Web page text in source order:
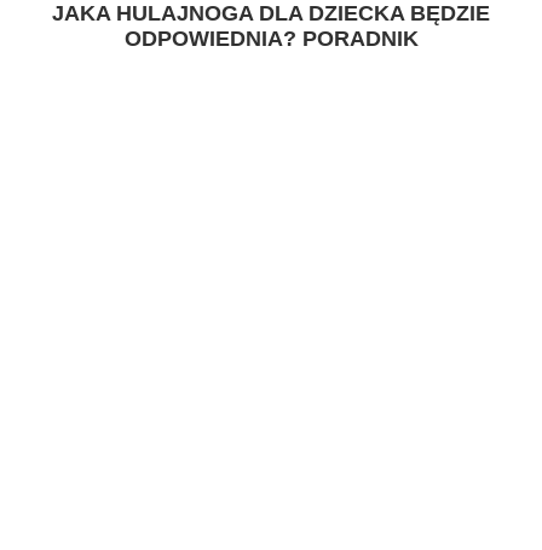
JAKA HULAJNOGA DLA DZIECKA BĘDZIE
ODPOWIEDNIA? PORADNIK